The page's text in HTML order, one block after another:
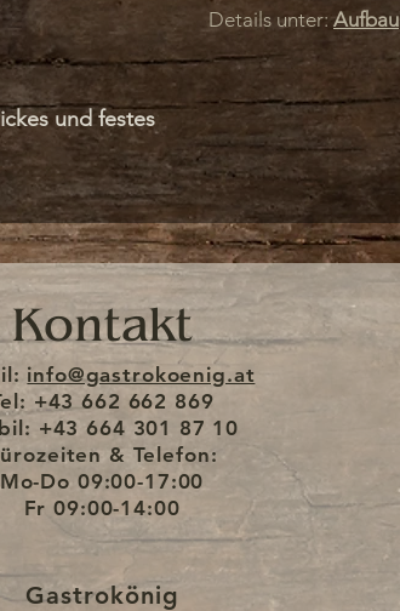
und festes
Halter
Münzfach, das
Passend
der Hand.
neuen
Details unter:Aufbau
Kontakt
info@gastrokoenig.at
+43 662 662 869
+43 664 301 87 10
& Telefon:
Mo-Do 09:00-17:00
Fr 09:00-14:00
Gastrokönig